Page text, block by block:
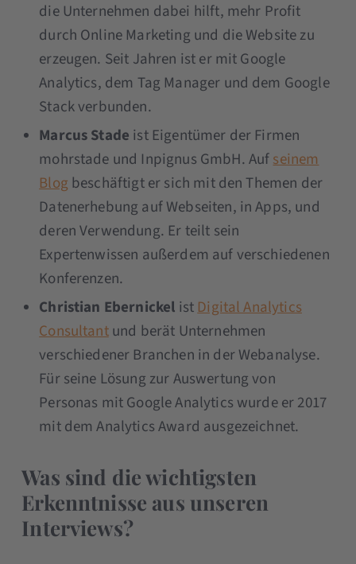
die Unternehmen dabei hilft, mehr Profit
durch Online Marketing und die Website zu
erzeugen. Seit Jahren ist er mit Google
Analytics, dem Tag Manager und dem Google
Stack verbunden.
Marcus Stade ist Eigentümer der Firmen
mohrstade und Inpignus GmbH. Aufseinem
Blog beschäftigt er sich mit den Themen der
Datenerhebung auf Webseiten, in Apps, und
deren Verwendung. Er teilt sein
Expertenwissen außerdem auf verschiedenen
Konferenzen.
Christian Ebernickel istDigital Analytics
Consultantund berät Unternehmen
verschiedener Branchen in der Webanalyse.
Für seine Lösung zur Auswertung von
Personas mit Google Analytics wurde er 2017
mit dem Analytics Award ausgezeichnet.
Was sind die wichtigsten
Erkenntnisse aus unseren
Interviews?